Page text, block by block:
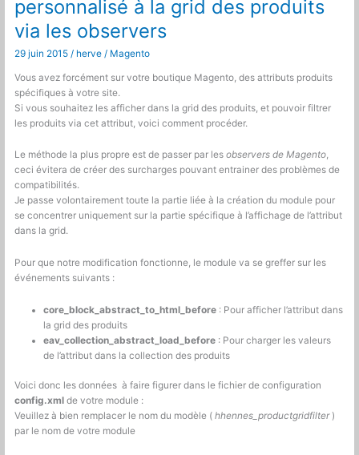
personnalisé à la grid des produits
via les observers
29 juin 2015 / herve / Magento
Vous avez forcément sur votre boutique Magento, des attributs produits
spécifiques à votre site.
Si vous souhaitez les afficher dans la grid des produits, et pouvoir filtrer
les produits via cet attribut, voici comment procéder.
Le méthode la plus propre est de passer par lesobservers de Magento,
ceci évitera de créer des surcharges pouvant entrainer des problèmes de
compatibilités.
Je passe volontairement toute la partie liée à la création du module pour
se concentrer uniquement sur la partie spécifique à l’affichage de l’attribut
dans la grid.
Pour que notre modification fonctionne, le module va se greffer sur les
événements suivants :
core_block_abstract_to_html_before: Pour afficher l’attribut dans
la grid des produits
eav_collection_abstract_load_before: Pour charger les valeurs
de l’attribut dans la collection des produits
Voici donc les données à faire figurer dans le fichier de configuration
config.xml de votre module :
Veuillez à bien remplacer le nom du modèle (hhennes_productgridfilter)
par le nom de votre module